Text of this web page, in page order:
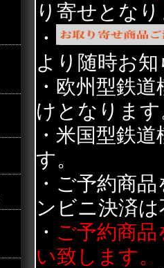
り寄せとな
・
より随時お
・欧州型鉄
けとなりま
・米国型鉄
す。
・ご予約商
ンビニ決済
・ ご予約商
い致します。